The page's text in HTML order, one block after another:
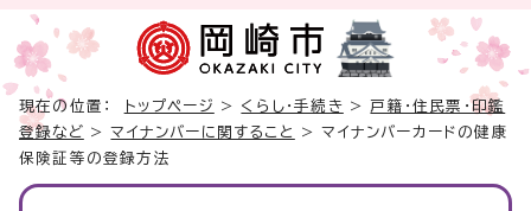
現在の位置： トップページ > くらし・手続き > 戸籍・住民票・印鑑
登録など >マイナンバーに関すること
> マイナンバーカードの健康
保険証等の登録方法